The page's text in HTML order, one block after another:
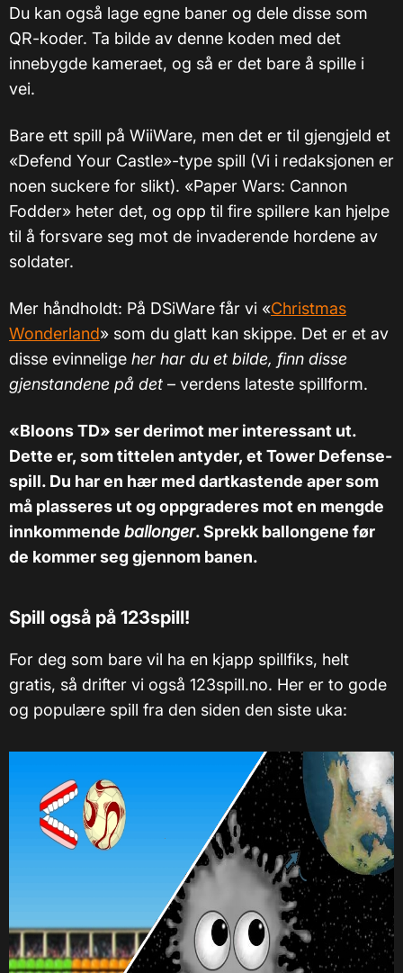
Du kan også lage egne baner og dele disse som
QR-koder. Ta bilde av denne koden med det
innebygde kameraet, og så er det bare å spille i
vei.
Bare ett spill på WiiWare, men det er til gjengjeld et
«Defend Your Castle»-type spill (Vi i redaksjonen er
noen suckere for slikt). «Paper Wars: Cannon
Fodder» heter det, og opp til fire spillere kan hjelpe
til å forsvare seg mot de invaderende hordene av
soldater.
Mer håndholdt: På DSiWare får vi «Christmas
Wonderland» som du glatt kan skippe. Det er et av
disse evinnelige her har du et bilde, finn disse
gjenstandene på det – verdens lateste spillform.
«Bloons TD» ser derimot mer interessant ut.
Dette er, som tittelen antyder, et Tower Defense-
spill. Du har en hær med dartkastende aper som
må plasseres ut og oppgraderes mot en mengde
innkommende ballonger. Sprekk ballongene før
de kommer seg gjennom banen.
Spill også på 123spill!
For deg som bare vil ha en kjapp spillfiks, helt
gratis, så drifter vi også 123spill.no. Her er to gode
og populære spill fra den siden den siste uka: